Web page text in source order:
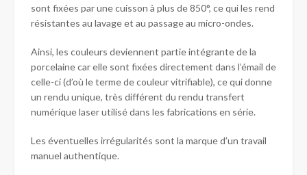
sont fixées par une cuisson à plus de 850°, ce qui les rend
résistantes au lavage et au passage au micro-ondes.
Ainsi, les couleurs deviennent partie intégrante de la
porcelaine car elle sont fixées directement dans l’émail de
celle-ci (d’où le terme de couleur vitrifiable), ce qui donne
un rendu unique, très différent du rendu transfert
numérique laser utilisé dans les fabrications en série.
Les éventuelles irrégularités sont la marque d’un travail
manuel authentique.